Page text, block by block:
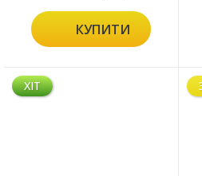
КУПИТИ
ХІТ